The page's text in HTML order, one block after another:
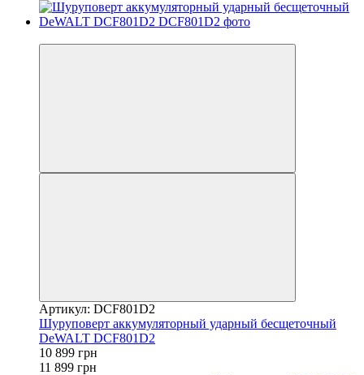
Артикул: DCF801D2
Шуруповерт аккумуляторный ударный бесщеточный
DeWALT DCF801D2
10 899 грн
11 899 грн